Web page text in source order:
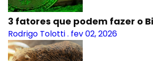
3 fatores que podem fazer o
Rodrigo Tolotti. fev 02, 2026